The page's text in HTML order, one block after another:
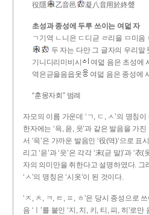
役隱
乙音邑 凝八音用於終聲
초성과 종성에 두루 쓰이는 여덟 자
ㄱ기역 ㄴ니은 ㄷ디귿 ㄹ리을 ㅁ미음
두 자는 다만 그 글자의 우리말
기니디리미비시
여덟 음은 초성에
역은귿을음읍옷
여덟 음은 종성에
“훈몽자회” 범례
자모의 이름 가운데 ‘ㄱ, ㄷ, ㅅ’의 명칭
한자에는 ‘윽, 읃, 읏’과 같은 발음을 가
서 ‘윽’은 가까운 발음인 ‘役(역)’으로 표
리고 ‘읃’과 ‘읏’은 각각 ‘末(귿 말)’과 ‘
자의 의미만을 취한다고 설명하였다. 그
‘ㅅ’의 명칭은 ‘시옷’이 된 것이다.
‘ㅈ, ㅊ, ㅋ, ㅌ, ㅍ, ㅎ’은 당시 종성으로
음 ‘ㅣ’를 붙인 ‘지, 치, 키, 티, 피, 히’로